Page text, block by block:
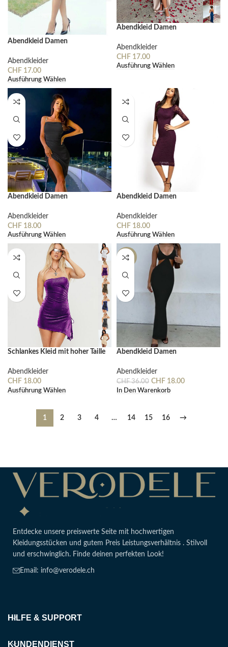
Abendkleid Damen
Abendkleider
CHF 17.00
Ausführung Wählen
Abendkleid Damen
Abendkleider
CHF 17.00
Ausführung Wählen
Abendkleid Damen
Abendkleider
CHF 18.00
Ausführung Wählen
Abendkleid Damen
Abendkleider
CHF 18.00
Ausführung Wählen
Schlankes Kleid mit hoher Taille
Abendkleider
CHF 18.00
Ausführung Wählen
-50%
Abendkleid Damen
Abendkleider
CHF36.00 CHF 18.00
In Den Warenkorb
1 2 3 4 … 14 15 16 →
Entdecke unsere preiswerte Seite mit hochwertigen
Kleidungsstücken und gutem Preis Leistungsverhältnis . Stilvoll
und erschwinglich. Finde deinen perfekten Look!
Email: info@verodele.ch
HILFE & SUPPORT
KUNDENDIENST